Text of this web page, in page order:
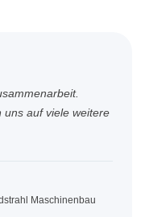
uns auf viele weitere
Maschinenbau